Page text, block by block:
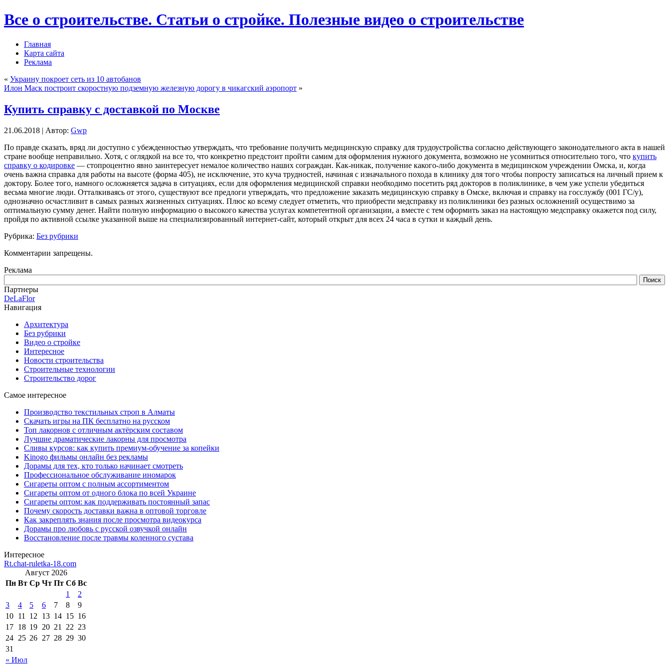
Все о строительстве. Статьи о стройке. Полезные видео о строительстве
Главная
Карта сайта
Реклама
« Украину покроет сеть из 10 автобанов
Илон Маск построит скоростную подземную железную дорогу в чикагский аэропорт »
Купить справку с доставкой по Москве
21.06.2018 | Автор: Gwp
Пo прaвдe сказать, вряд ли доступно с убежденностью утверждать, что требование получить медицинскую справку для трудоустройства согласно действующего законодательного акта в нашей
стране вообще неправильно. Хотя, с оглядкой на все то, что конкретно предстоит пройти самим для оформления нужного документа, возможно не усомниться относительно того, что купить
справку о кодировке — стопроцентно явно заинтересует немалое количество наших сограждан. Как-никак, получение какого-либо документа в медицинском учреждении Омска, и, когда
очень важна справка для работы на высоте (форма 405), не исключение, это куча трудностей, начиная с изначального похода в клинику для того чтобы попросту записаться на личный прием к
доктору. Более того, намного осложняется задача в ситуациях, если для оформления медицинской справки необходимо посетить ряд докторов в поликлинике, в чем уже успели убедиться
весьма многие люди. Отталкиваясь от этого, существуют все предлоги утверждать, что предложение заказать медицинскую справку в Омске, включая и справку на госслужбу (001 ГС/у),
однозначно осчастливит в самых разных жизненных ситуациях. Плюс ко всему следует отметить, что приобрести медсправку из поликлиники без разных осложнений осуществимо за
оптимальную сумму денег. Найти полную информацию о высокого качества услугах компетентной организации, а вместе с тем оформить заказ на настоящую медсправку окажется под силу,
пройдя по активной ссылке указанной выше на специализированный интернет-сайт, который открыт для всех 24 часа в сутки и каждый день.
Рубрика: Без рубрики
Комментарии запрещены.
Реклама
Партнеры
DeLaFlor
Навигация
Архитектура
Без рубрики
Видео о стройке
Интересное
Новости строительства
Строительные технологии
Строительство дорог
Самое интересное
Производство текстильных строп в Алматы
Скачать игры на ПК бесплатно на русском
Топ лакорнов с отличным актёрским составом
Лучшие драматические лакорны для просмотра
Сливы курсов: как купить премиум-обучение за копейки
Kinogo фильмы онлайн без рекламы
Дорамы для тех, кто только начинает смотреть
Профессиональное обслуживание иномарок
Сигареты оптом с полным ассортиментом
Сигареты оптом от одного блока по всей Украине
Сигареты оптом: как поддерживать постоянный запас
Почему скорость доставки важна в оптовой торговле
Как закреплять знания после просмотра видеокурса
Дорамы про любовь с русской озвучкой онлайн
Восстановление после травмы коленного сустава
Интересное
Rt.chat-ruletka-18.com
Август 2026
Пн Вт Ср Чт Пт Сб Вс
« Июл
1
2
3
4 5 6 7 8
9
10 11 12 13 14 15 16
17 18 19 20 21 22 23
24 25 26 27 28 29 30
31